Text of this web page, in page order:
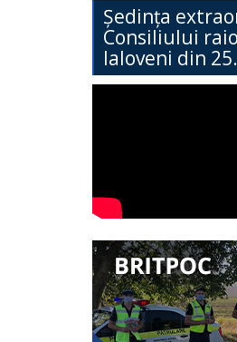
Ședința
Consiliului
Ialoveni din